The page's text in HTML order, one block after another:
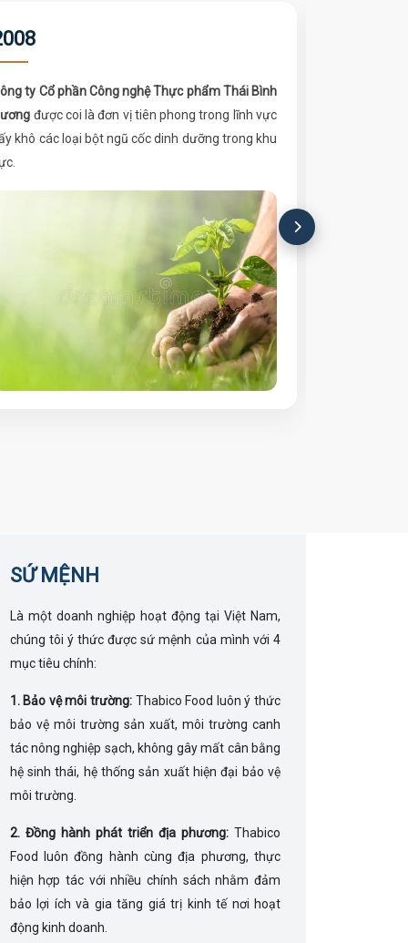
ty Cổ phần Công nghệ Thực phẩm Thái Bình
được coi là đơn vị tiên phong trong lĩnh vực
khô các loại bột ngũ cốc dinh dưỡng trong khu
SỨ MỆNH
Là một doanh nghiệp hoạt động tại Việt Nam,
chúng tôi ý thức được sứ mệnh của mình với 4
mục tiêu chính:
1. Bảo vệ môi trường: Thabico Food luôn ý thức
bảo vệ môi trường sản xuất, môi trường canh
tác nông nghiệp sạch, không gây mất cân bằng
hệ sinh thái, hệ thống sản xuất hiện đại bảo vệ
môi trường.
2. Đồng hành phát triển địa phương: Thabico
Food luôn đồng hành cùng địa phương, thực
hiện hợp tác với nhiều chính sách nhằm đảm
bảo lợi ích và gia tăng giá trị kinh tế nơi hoạt
động kinh doanh.